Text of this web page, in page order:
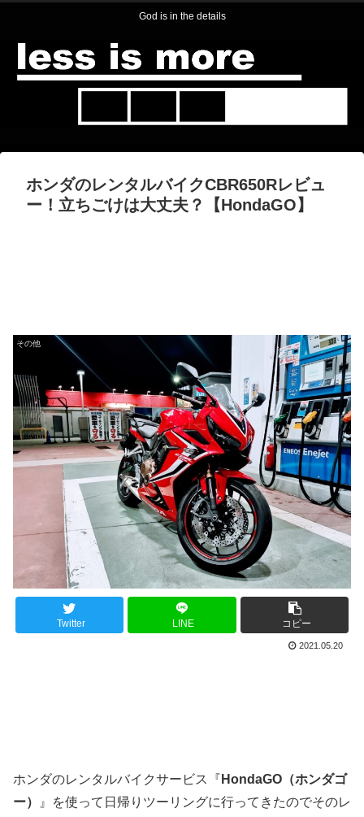
God is in the details
ホンダのレンタルバイクCBR650Rレビュ
ー！立ちごけは大丈夫？【HondaGO】
その他
Twitter LINE コピー
2021.05.20
ホンダのレンタルバイクサービス『 HondaGO（ホンダゴ
ー）
』を使って日帰りツーリングに行ってきたのでそのレ